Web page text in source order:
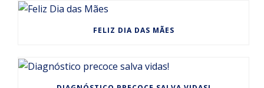
FELIZ DIA DAS MÃES